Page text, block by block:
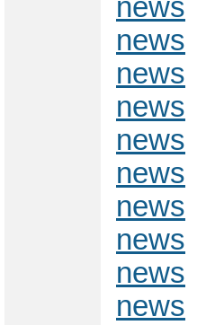
news
news
news
news
news
news
news
news
news
news